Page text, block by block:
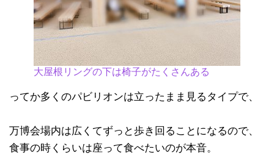
大屋根リングの下は椅子がたくさんある
ってか多くのパビリオンは立ったまま見るタイプで、
万博会場内は広くてずっと歩き回ることになるので、
食事の時くらいは座って食べたいのが本音。